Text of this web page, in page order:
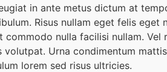
in ante metus dictum at
Risus nullam eget felis eget
nulla facilisi nullam. Vel
volutpat. Urna condimentum
lorem sed risus ultricies.